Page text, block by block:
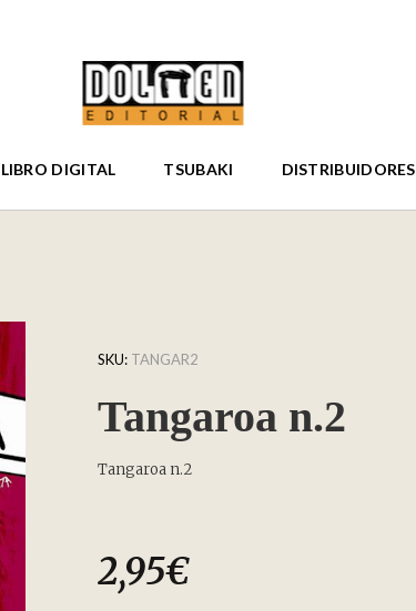
LIBRO DIGITAL TSUBAKI DISTRIBUIDORES
SKU: TANGAR2
Tangaroa n.2
Tangaroa n.2
2,95€